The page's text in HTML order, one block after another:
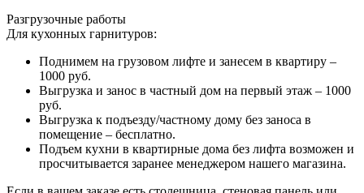
Разгрузочные работы
Для кухонных гарнитуров:
Поднимем на грузовом лифте и занесем в квартиру –
1000 руб.
Выгрузка и занос в частный дом на первый этаж – 1000
руб.
Выгрузка к подъезду/частному дому без заноса в
помещение – бесплатно.
Подъем кухни в квартирные дома без лифта возможен и
просчитывается заранее менеджером нашего магазина.